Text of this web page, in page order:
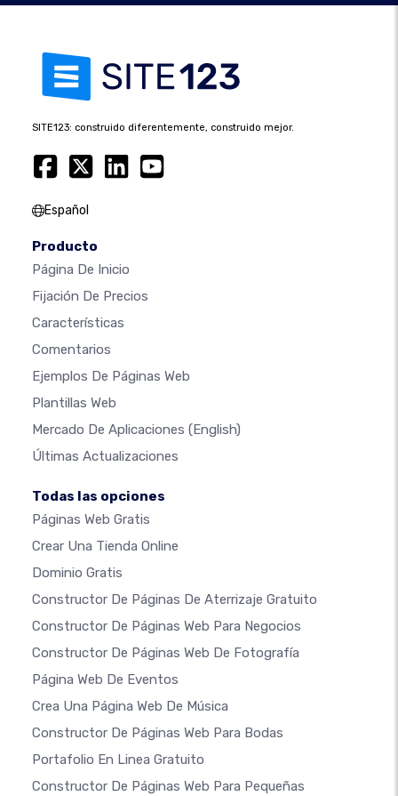
SITE123: construido diferentemente, construido mejor.
Español
Producto
Página De Inicio
Fijación De Precios
Características
Comentarios
Ejemplos De Páginas Web
Plantillas Web
Mercado De Aplicaciones (English)
Últimas Actualizaciones
Todas las opciones
Páginas Web Gratis
Crear Una Tienda Online
Dominio Gratis
Constructor De Páginas De Aterrizaje Gratuito
Constructor De Páginas Web Para Negocios
Constructor De Páginas Web De Fotografía
Página Web De Eventos
Crea Una Página Web De Música
Constructor De Páginas Web Para Bodas
Portafolio En Linea Gratuito
Constructor De Páginas Web Para Pequeñas